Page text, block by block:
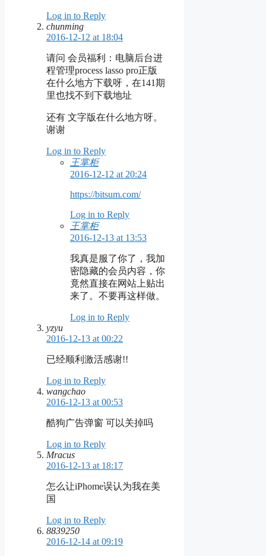
Log in to Reply
chunming
2016-12-12 at 18:04
请问 会员福利：电脑后台进
程管理process lasso pro正版
在什么地方下载呀，在141期
里也找不到下载地址
还有 文字版在什么地方呀。
谢谢
Log in to Reply
王掌柜
2016-12-12 at 20:24
https://bitsum.com/
Log in to Reply
王掌柜
2016-12-13 at 13:53
我真是服了你了，我加
密隐藏的会员内容，你
竟然直接在网站上贴出
来了。不要再这样做。
Log in to Reply
yzyu
2016-12-13 at 00:22
已经顺利激活感谢!!
Log in to Reply
wangchao
2016-12-13 at 00:53
酷狗广告弹窗 可以关掉吗
Log in to Reply
Mracus
2016-12-13 at 18:17
怎么让iPhome误认为我在美
国
Log in to Reply
8839250
2016-12-14 at 09:19